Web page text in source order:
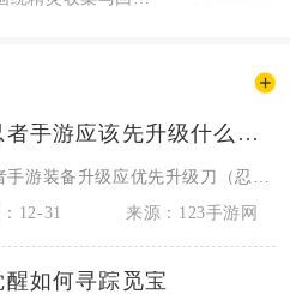
火影忍者手游应该先升级什么装备
12-31
来源：123手游网
醒如何寻踪觅宝